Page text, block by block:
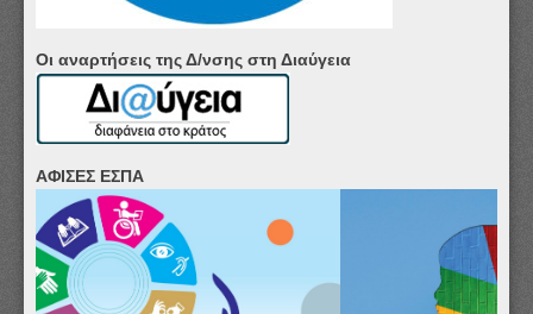
Οι αναρτήσεις της Δ/νσης στη Διαύγεια
ΑΦΙΣΕΣ ΕΣΠΑ